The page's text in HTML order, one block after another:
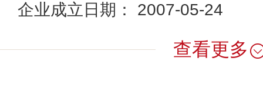
企业成立日期： 2007-05-24
查看更多